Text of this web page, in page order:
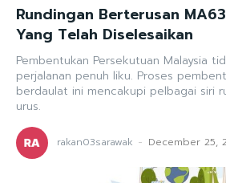
Rundingan Berterusan
Yang Telah Diselesaikan
Pembentukan Persekutuan Malaysia
perjalanan penuh liku. Proses
berdaulat ini mencakupi pelbagai siri
urus.
rakan03sarawak - December 25,